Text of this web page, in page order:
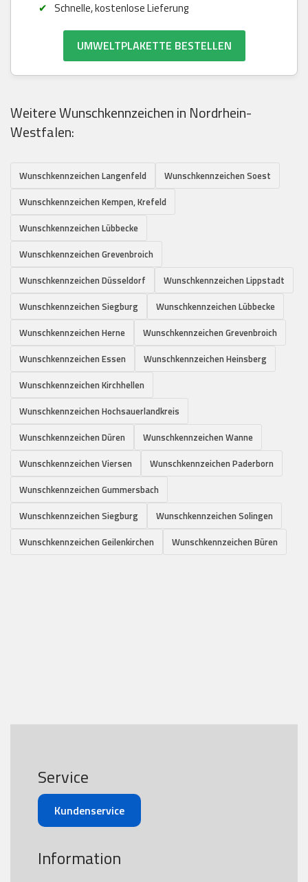
Schnelle, kostenlose Lieferung
UMWELTPLAKETTE BESTELLEN
Weitere Wunschkennzeichen in Nordrhein-
Westfalen:
Wunschkennzeichen Langenfeld
Wunschkennzeichen Soest
Wunschkennzeichen Kempen, Krefeld
Wunschkennzeichen Lübbecke
Wunschkennzeichen Grevenbroich
Wunschkennzeichen Düsseldorf
Wunschkennzeichen Lippstadt
Wunschkennzeichen Siegburg
Wunschkennzeichen Lübbecke
Wunschkennzeichen Herne
Wunschkennzeichen Grevenbroich
Wunschkennzeichen Essen
Wunschkennzeichen Heinsberg
Wunschkennzeichen Kirchhellen
Wunschkennzeichen Hochsauerlandkreis
Wunschkennzeichen Düren
Wunschkennzeichen Wanne
Wunschkennzeichen Viersen
Wunschkennzeichen Paderborn
Wunschkennzeichen Gummersbach
Wunschkennzeichen Siegburg
Wunschkennzeichen Solingen
Wunschkennzeichen Geilenkirchen
Wunschkennzeichen Büren
Service
Kundenservice
Information